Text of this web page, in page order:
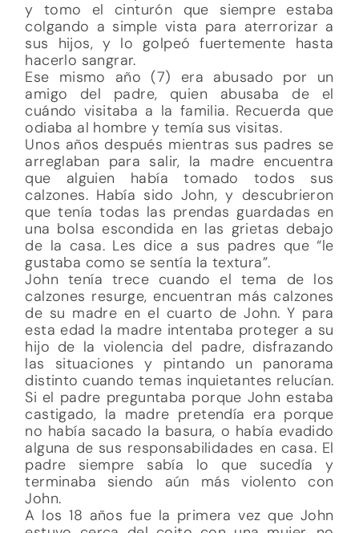
y tomo el cinturón que siempre estaba
colgando a simple vista para aterrorizar a
sus hijos, y lo golpeó fuertemente hasta
hacerlo sangrar.
Ese mismo año (7) era abusado por un
amigo del padre, quien abusaba de el
cuándo visitaba a la familia. Recuerda que
odiaba al hombre y temía sus visitas.
Unos años después mientras sus padres se
arreglaban para salir, la madre encuentra
que alguien había tomado todos sus
calzones. Había sido John, y descubrieron
que tenía todas las prendas guardadas en
una bolsa escondida en las grietas debajo
de la casa. Les dice a sus padres que “le
gustaba como se sentía la textura”.
John tenía trece cuando el tema de los
calzones resurge, encuentran más calzones
de su madre en el cuarto de John. Y para
esta edad la madre intentaba proteger a su
hijo de la violencia del padre, disfrazando
las situaciones y pintando un panorama
distinto cuando temas inquietantes relucían.
Si el padre preguntaba porque John estaba
castigado, la madre pretendía era porque
no había sacado la basura, o había evadido
alguna de sus responsabilidades en casa. El
padre siempre sabía lo que sucedía y
terminaba siendo aún más violento con
John.
A los 18 años fue la primera vez que John